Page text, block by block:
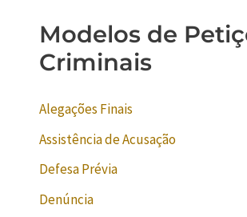
Modelos de
Criminais
Alegações Finais
Assistência de Acusação
Defesa Prévia
Denúncia